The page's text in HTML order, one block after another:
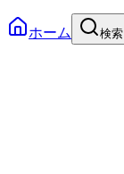
ホーム 検索